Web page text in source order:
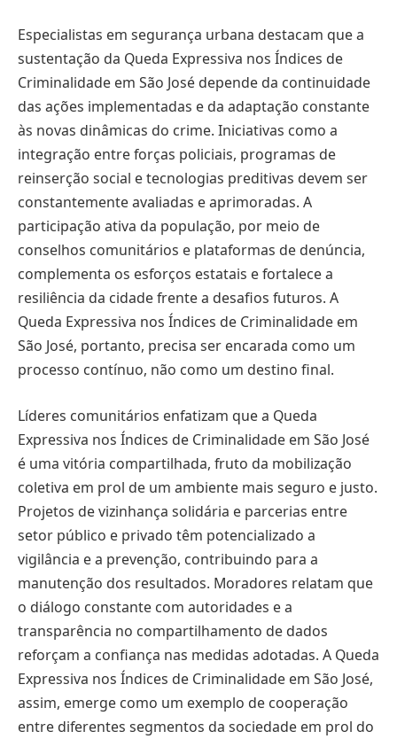
Especialistas em segurança urbana destacam que a
sustentação da Queda Expressiva nos Índices de
Criminalidade em São José depende da continuidade
das ações implementadas e da adaptação constante
às novas dinâmicas do crime. Iniciativas como a
integração entre forças policiais, programas de
reinserção social e tecnologias preditivas devem ser
constantemente avaliadas e aprimoradas. A
participação ativa da população, por meio de
conselhos comunitários e plataformas de denúncia,
complementa os esforços estatais e fortalece a
resiliência da cidade frente a desafios futuros. A
Queda Expressiva nos Índices de Criminalidade em
São José, portanto, precisa ser encarada como um
processo contínuo, não como um destino final.
Líderes comunitários enfatizam que a Queda
Expressiva nos Índices de Criminalidade em São José
é uma vitória compartilhada, fruto da mobilização
coletiva em prol de um ambiente mais seguro e justo.
Projetos de vizinhança solidária e parcerias entre
setor público e privado têm potencializado a
vigilância e a prevenção, contribuindo para a
manutenção dos resultados. Moradores relatam que
o diálogo constante com autoridades e a
transparência no compartilhamento de dados
reforçam a confiança nas medidas adotadas. A Queda
Expressiva nos Índices de Criminalidade em São José,
assim, emerge como um exemplo de cooperação
entre diferentes segmentos da sociedade em prol do